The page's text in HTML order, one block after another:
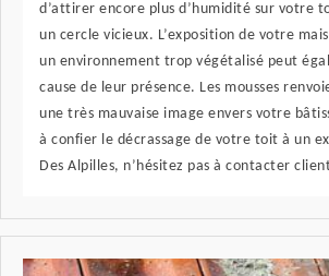
d’attirer encore plus d’humidité sur votre
un cercle vicieux. L’exposition de votre
un environnement trop végétalisé peut
cause de leur présence. Les mousses
une très mauvaise image envers votre
à confier le décrassage de votre toit à un
Des Alpilles, n’hésitez pas à contacter